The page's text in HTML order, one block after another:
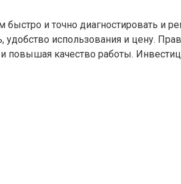
и точно диагностировать и
использования и цену.
качество работы.